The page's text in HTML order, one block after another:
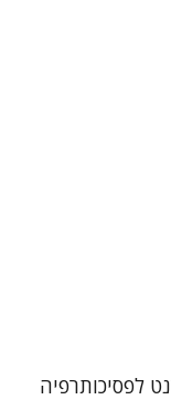
לפסיכותרפיה